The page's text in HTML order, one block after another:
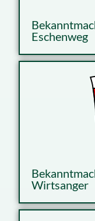
Eschenweg
Wirtsanger